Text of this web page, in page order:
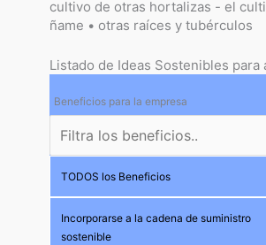
cultivo de otras hortalizas - el
ñame • otras raíces y tubérculos
Listado de Ideas Sostenibles
Beneficios para la empresa
TODOS los Beneficios
Incorporarse a la cadena de suministro
sostenible